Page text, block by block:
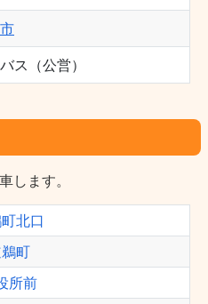
ス（公営）
します。
北口
町
所前